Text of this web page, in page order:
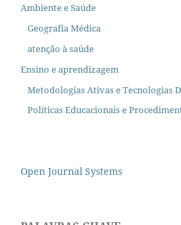
Ambiente e Saúde
Geografia Médica
atenção à saúde
Ensino e aprendizagem
Metodologias Ativas e Tecnologias
Políticas Educacionais e
Open Journal Systems